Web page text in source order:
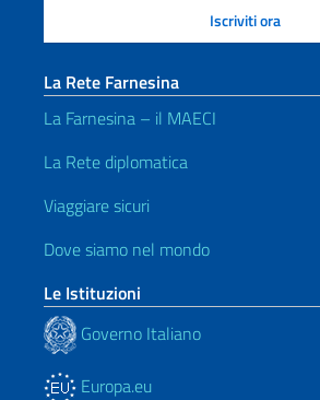
La Rete Farnesina
La Farnesina – il MAECI
La Rete diplomatica
Viaggiare sicuri
Dove siamo nel mondo
Le Istituzioni
Governo Italiano
Europa.eu